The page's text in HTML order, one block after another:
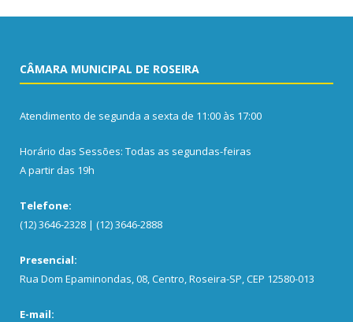
CÂMARA MUNICIPAL DE ROSEIRA
Atendimento de segunda a sexta de 11:00 às 17:00
Horário das Sessões: Todas as segundas-feiras
A partir das 19h
Telefone:
(12) 3646-2328 | (12) 3646-2888
Presencial:
Rua Dom Epaminondas, 08, Centro, Roseira-SP, CEP 12580-013
E-mail: